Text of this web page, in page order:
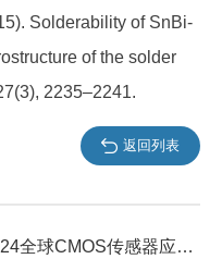
Solderability of SnBi-
of the solder
2235–2241.
返回列表
深圳福英达受邀参加2024全球CMOS传感器应用技术峰会